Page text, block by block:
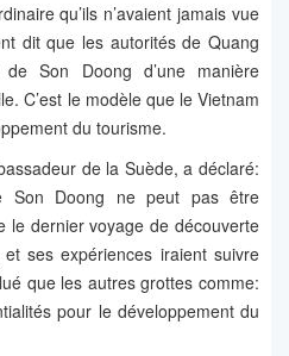
qu’ils n’avaient jamais vue
dit que les autorités de Quang
Son Doong d’une manière
C’est le modèle que le Vietnam
du tourisme.
de la Suède, a déclaré:
Doong ne peut pas être
le dernier voyage de découverte
ses expériences iraient suivre
que les autres grottes comme:
pour le développement du